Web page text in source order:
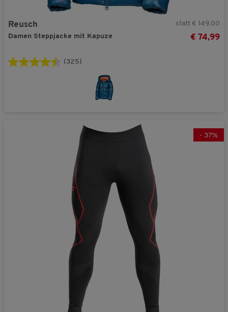
Reusch
Damen Steppjacke mit Kapuze
statt € 149,00
€ 74,99
(325)
- 37%